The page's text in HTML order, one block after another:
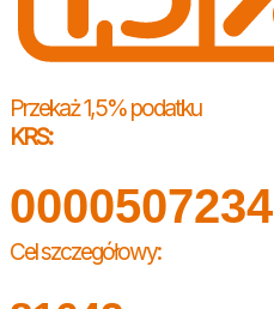
Przekaż 1,5% podatku
KRS:
0000507234
Cel szczegółowy: